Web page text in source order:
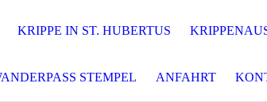
KRIPPE IN ST. HUBERTUS
STEMPEL ANFAHRT